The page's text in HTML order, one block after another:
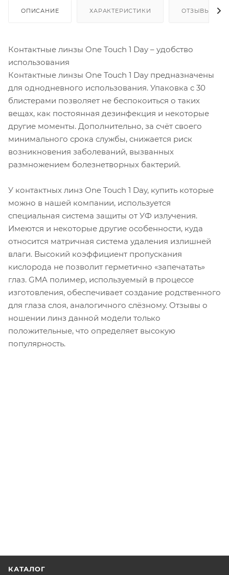
ОПИСАНИЕ ХАРАКТЕРИСТИКИ ОТЗЫВЫ
Контактные линзы One Touch 1 Day – удобство
использования
Контактные линзы One Touch 1 Day предназначены
для однодневного использования. Упаковка с 30
блистерами позволяет не беспокоиться о таких
вещах, как постоянная дезинфекция и некоторые
другие моменты. Дополнительно, за счёт своего
минимального срока службы, снижается риск
возникновения заболеваний, вызванных
размножением болезнетворных бактерий.
У контактных линз One Touch 1 Day, купить которые
можно в нашей компании, используется
специальная система защиты от УФ излучения.
Имеются и некоторые другие особенности, куда
относится матричная система удаления излишней
влаги. Высокий коэффициент пропускания
кислорода не позволит герметично «запечатать»
глаз. GMA полимер, используемый в процессе
изготовления, обеспечивает создание родственного
для глаза слоя, аналогичного слёзному. Отзывы о
ношении линз данной модели только
положительные, что определяет высокую
популярность.
КАТАЛОГ